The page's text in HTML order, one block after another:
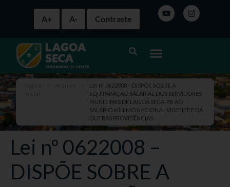
A+ A- Contraste
Lei nº 0622008 – DISPÕE SOBRE A
EQUIPARAÇÃO SALARIAL DOS SERVIDORES
MUNICIPAIS DE LAGOA SECA-PB AO
SALÁRIO MÍNIMO NACIONAL VIGENTE E DÁ
OUTRAS PROVIDÊNCIAS
Lei nº 0622008 –
DISPÕE SOBRE A